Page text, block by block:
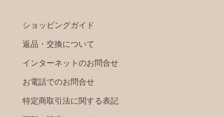
ショッピングガイド
返品・交換について
インターネットのお問合せ
お電話でのお問合せ
特定商取引法に関する表記